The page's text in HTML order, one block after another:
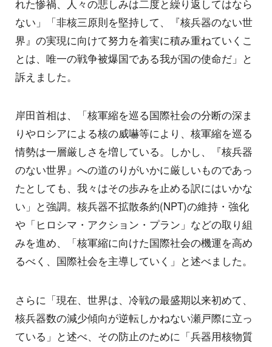
れた惨禍、人々の悲しみは二度と繰り返してはなら
ない」「非核三原則を堅持して、『核兵器のない世
界』の実現に向けて努力を着実に積み重ねていくこ
とは、唯一の戦争被爆国である我が国の使命だ」と
訴えました。
岸田首相は、「核軍縮を巡る国際社会の分断の深ま
りやロシアによる核の威嚇等により、核軍縮を巡る
情勢は一層厳しさを増している。しかし、『核兵器
のない世界』への道のりがいかに厳しいものであっ
たとしても、我々はその歩みを止める訳にはいかな
い」と強調。核兵器不拡散条約(NPT)の維持・強化
や「ヒロシマ・アクション・プラン」などの取り組
みを進め、「核軍縮に向けた国際社会の機運を高め
るべく、国際社会を主導していく」と述べました。
さらに「現在、世界は、冷戦の最盛期以来初めて、
核兵器数の減少傾向が逆転しかねない瀬戸際に立っ
ている」と述べ、その防止のために「兵器用核物質